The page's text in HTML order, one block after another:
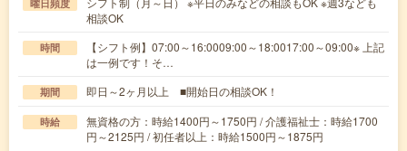
曜日頻度
相談OK
時間
【シフト例】07:00～16:0009:00～18:0017:00～09:00※ 上記
は一例です！そ…
期間 即日～2ヶ月以上 ■開始日の相談OK！
時給
無資格の方：時給1400円～1750円 / 介護福祉士：時給1700
円～2125円 / 初任者以上：時給1500円～1875円